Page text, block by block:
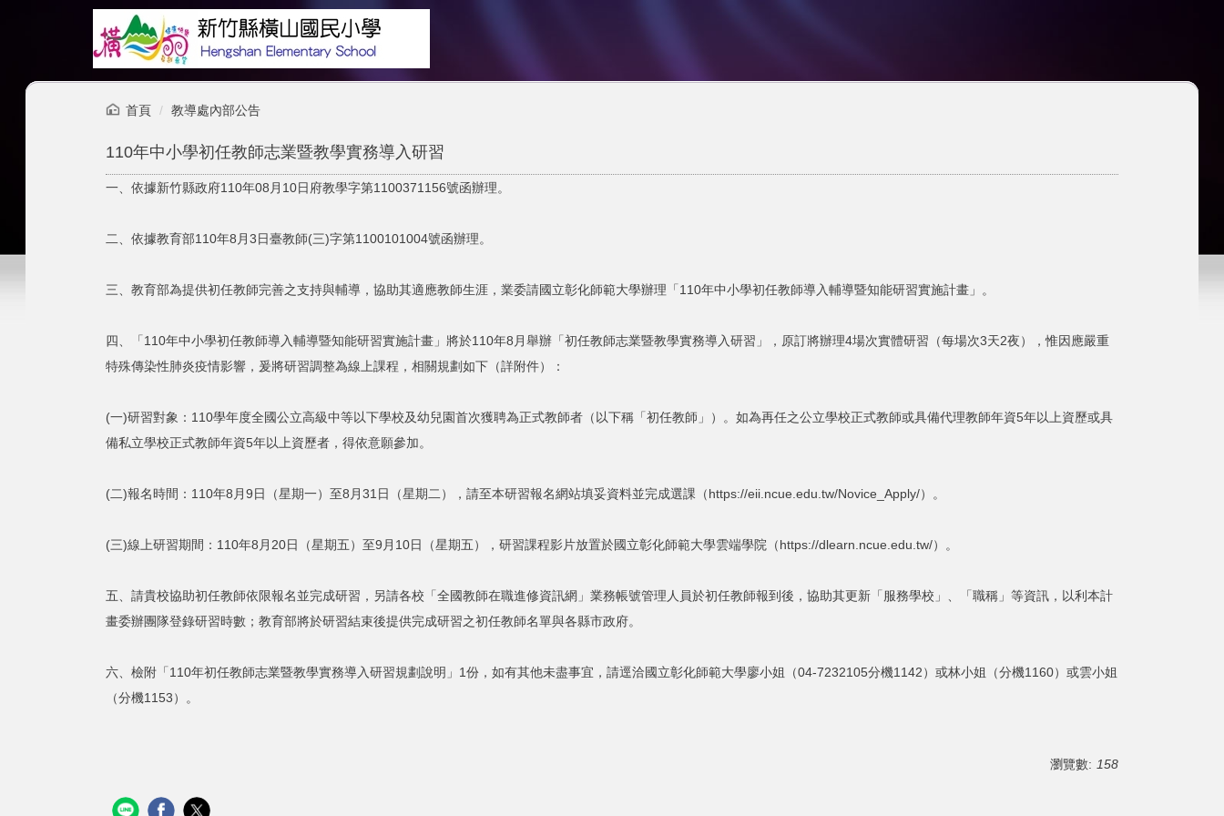
首頁 教導處內部公告
110年中小學初任教師志業暨教學實務導入研習
一、依據新竹縣政府110年08月10日府教學字第1100371156號函辦理。
二、依據教育部110年8月3日臺教師(三)字第1100101004號函辦理。
三、教育部為提供初任教師完善之支持與輔導，協助其適應教師生涯，業委請國立彰化師範大學辦理「110年中小學初任教師導入輔導暨知能研習實施計畫」。
四、「110年中小學初任教師導入輔導暨知能研習實施計畫」將於110年8月舉辦「初任教師志業暨教學實務導入研習」，原訂將辦理4場次實體研習（每場次3天2夜），惟因應嚴重
特殊傳染性肺炎疫情影響，爰將研習調整為線上課程，相關規劃如下（詳附件）：
(一)研習對象：110學年度全國公立高級中等以下學校及幼兒園首次獲聘為正式教師者（以下稱「初任教師」）。如為再任之公立學校正式教師或具備代理教師年資5年以上資歷或具
備私立學校正式教師年資5年以上資歷者，得依意願參加。
(二)報名時間：110年8月9日（星期一）至8月31日（星期二），請至本研習報名網站填妥資料並完成選課（https://eii.ncue.edu.tw/Novice_Apply/）。
(三)線上研習期間：110年8月20日（星期五）至9月10日（星期五），研習課程影片放置於國立彰化師範大學雲端學院（https://dlearn.ncue.edu.tw/）。
五、請貴校協助初任教師依限報名並完成研習，另請各校「全國教師在職進修資訊網」業務帳號管理人員於初任教師報到後，協助其更新「服務學校」、「職稱」等資訊，以利本計
畫委辦團隊登錄研習時數；教育部將於研習結束後提供完成研習之初任教師名單與各縣市政府。
六、檢附「110年初任教師志業暨教學實務導入研習規劃說明」1份，如有其他未盡事宜，請逕洽國立彰化師範大學廖小姐（04-7232105分機1142）或林小姐（分機1160）或雲小姐
（分機1153）。
瀏覽數: 158